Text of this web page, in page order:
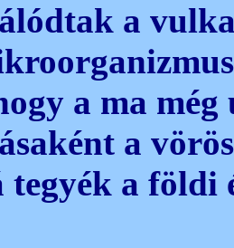
a
a ma
a
tegyék a földi